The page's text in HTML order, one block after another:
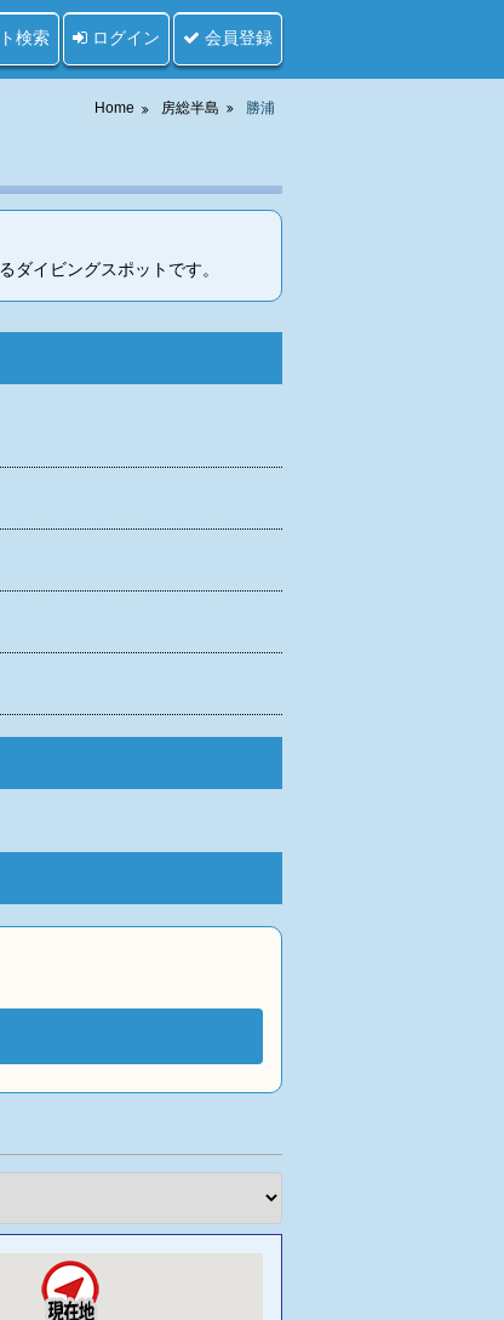
検索 ログイン 会員登録
Home 房総半島 勝浦
ダイビングスポットです。